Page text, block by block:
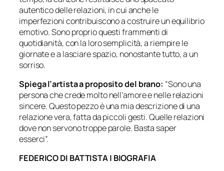
autentico delle relazioni, in cui anche le
imperfezioni contribuiscono a costruire un equilibrio
emotivo. Sono proprio questi frammenti di
quotidianità, con la loro semplicità, a riempire le
giornate e a lasciare spazio, nonostante tutto, a un
sorriso.
Spiega l’artista a proposito del brano: “Sono una
persona che crede molto nell’amore e nelle relazioni
sincere. Questo pezzo è una mia descrizione di una
relazione vera, fatta da piccoli gesti. Quelle relazioni
dove non servono troppe parole. Basta saper
esserci”.
FEDERICO DI BATTISTA | BIOGRAFIA